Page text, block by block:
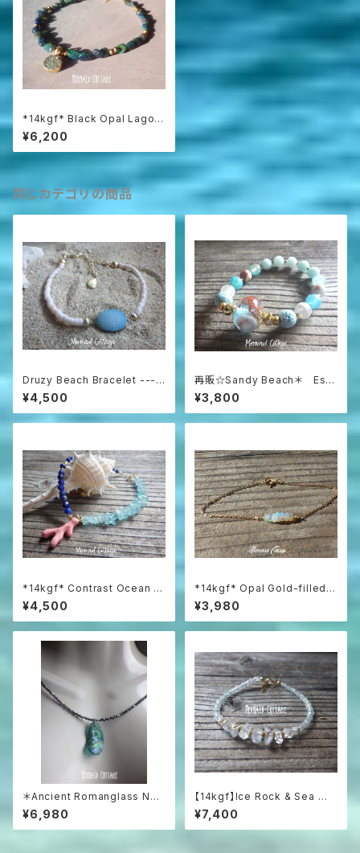
*14kgf* Black Opal Lagoo
n Bracelet ☆ドゥルージー
¥6,200
同じカテゴリの商品
Druzy Beach Bracelet ---b
lue druzy & shell
¥4,500
再販☆Sandy Beach＊ Ess
ential Oil Diffuser Bracelet
¥3,800
*14kgf* Contrast Ocean Br
acelet 海のコントラスト☆ハ
ーフ＆ハーフブレスレット
¥4,500
*14kgf* Opal Gold-filled B
racelet
¥3,980
＊Ancient Romanglass Nec
klace3WAY☆ローマングラス
ブラックスピネルネックレス☆ユ
ニセックス☆
¥6,980
【14kgf】Ice Rock & Sea 氷
粒のハーキマー＆アクアマリン
ブレスレット
¥7,400